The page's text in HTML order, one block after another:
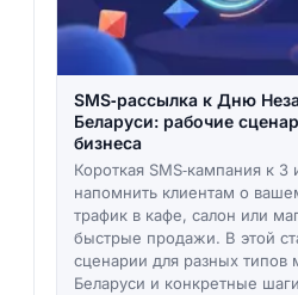
SMS‑рассылка к Дню
Беларуси: рабочие
бизнеса
Короткая SMS‑кампания к
напомнить клиентам о
трафик в кафе, салон или
быстрые продажи. В этой
сценарии для разных типов
Беларуси и конкретные